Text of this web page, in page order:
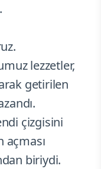
lezzetler,
getirilen
çizgisini
açması
biriydi.